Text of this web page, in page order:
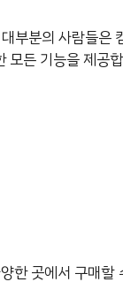
부분의 사람들은
모든 기능을 제공
한 곳에서 구매할